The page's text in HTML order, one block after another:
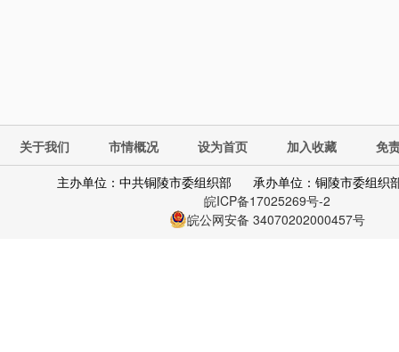
关于我们 市情概况 设为首页 加入收藏
免
主办单位：中共铜陵市委组织部
承办单位：铜陵市委组织
皖ICP备17025269号-2
皖公网安备 34070202000457号